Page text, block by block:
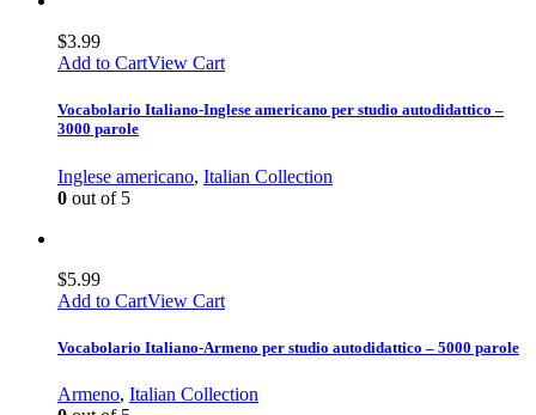
$3.99
Add to CartView Cart
Vocabolario Italiano-Inglese americano per studio autodidattico –
3000 parole
Inglese americano, Italian Collection
0 out of 5
$5.99
Add to CartView Cart
Vocabolario Italiano-Armeno per studio autodidattico – 5000 parole
Armeno, Italian Collection